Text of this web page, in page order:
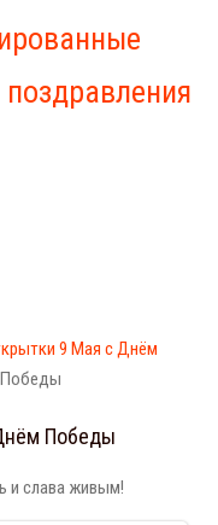
9 Мая с Днём
Победы
и слава живым!